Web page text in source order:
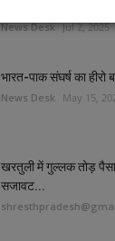
News Desk Jul 2, 2025
भारत-पाक संघर्ष का
News Desk May 15,
खरतुली में गुल्लक तोड़
सजावट...